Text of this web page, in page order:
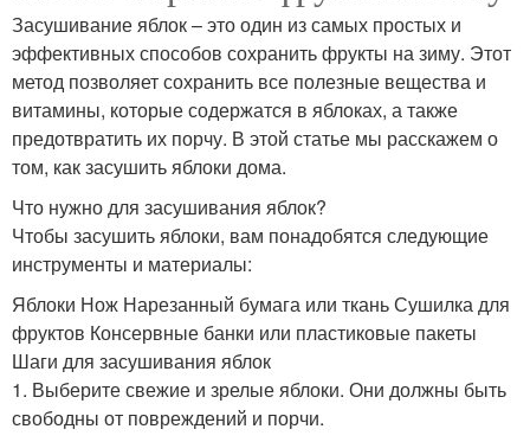
Засушивание яблок – это один из самых простых и
эффективных способов сохранить фрукты на зиму. Этот
метод позволяет сохранить все полезные вещества и
витамины, которые содержатся в яблоках, а также
предотвратить их порчу. В этой статье мы расскажем о
том, как засушить яблоки дома.
Что нужно для засушивания яблок?
Чтобы засушить яблоки, вам понадобятся следующие
инструменты и материалы:
Яблоки Нож Нарезанный бумага или ткань Сушилка для
фруктов Консервные банки или пластиковые пакеты
Шаги для засушивания яблок
1. Выберите свежие и зрелые яблоки. Они должны быть
свободны от повреждений и порчи.